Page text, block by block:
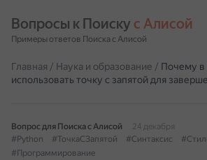
Вопросы к Поиску с Алисой
Примеры ответов Поиска с Алисой
Главная / Наука и образование / Почему в
использовать точку с запятой для
Вопрос для Поиска с Алисой
24 декабря
#Python
#ТочкаСЗапятой #Синтаксис
#Программирование